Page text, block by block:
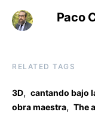
Paco
RELATED TAGS
3D, cantando bajo
obra maestra, The